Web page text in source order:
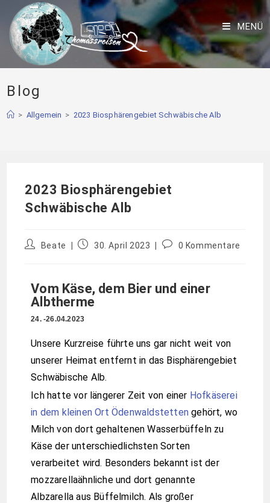
MENÜ
Blog
> Allgemein > 2023 Biosphärengebiet Schwäbische Alb
2023 Biosphärengebiet
Schwäbische Alb
Beate 30. April 2023 0 Kommentare
Vom Käse, dem Bier und einer
Albtherme
24. -26.04.2023
Unsere Kurzreise führte uns gar nicht weit von
unserer Heimat entfernt in das Bisphärengebiet
Schwäbische Alb.
Ich hatte vor längerer Zeit von einer Hofkäserei
in dem kleinen Ort Ödenwaldstetten gehört, wo
Milch von dort gehaltenen Wasserbüffeln zu
Käse der unterschiedlichsten Sorten
verarbeitet wird. Besonders bekannt ist der
mozzarellaähnliche und dort genannte
Albzarella aus Büffelmilch. Als großer